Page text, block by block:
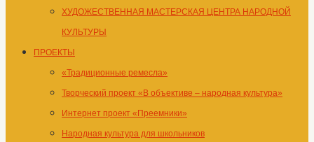
ХУДОЖЕСТВЕННАЯ МАСТЕРСКАЯ ЦЕНТРА НАРОДНОЙ
КУЛЬТУРЫ
ПРОЕКТЫ
«Традиционные ремесла»
Творческий проект «В объективе – народная культура»
Интернет проект «Преемники»
Народная культура для школьников